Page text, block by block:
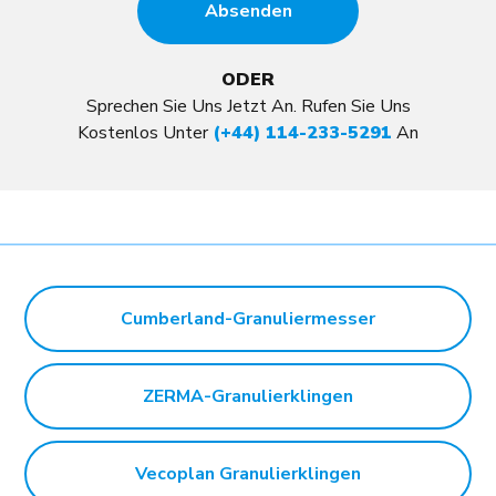
ODER
Sprechen Sie Uns Jetzt An. Rufen Sie Uns
Kostenlos Unter (+44) 114-233-5291 An
Cumberland-Granuliermesser
ZERMA-Granulierklingen
Vecoplan Granulierklingen